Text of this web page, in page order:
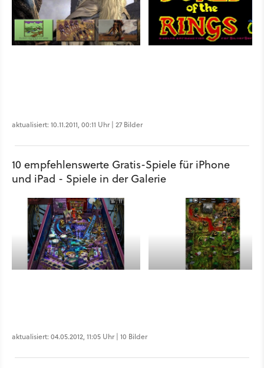
aktualisiert: 10.11.2011, 00:11 Uhr | 27 Bilder
10 empfehlenswerte Gratis-Spiele für iPhone
und iPad - Spiele in der Galerie
aktualisiert: 04.05.2012, 11:05 Uhr | 10 Bilder